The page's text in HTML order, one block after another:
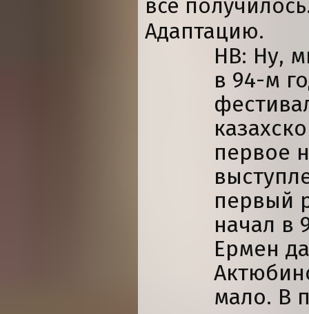
все
Адаптацию.
НВ: Ну,
в 94-м
первое
первый
начал в
Ермен
мало. В